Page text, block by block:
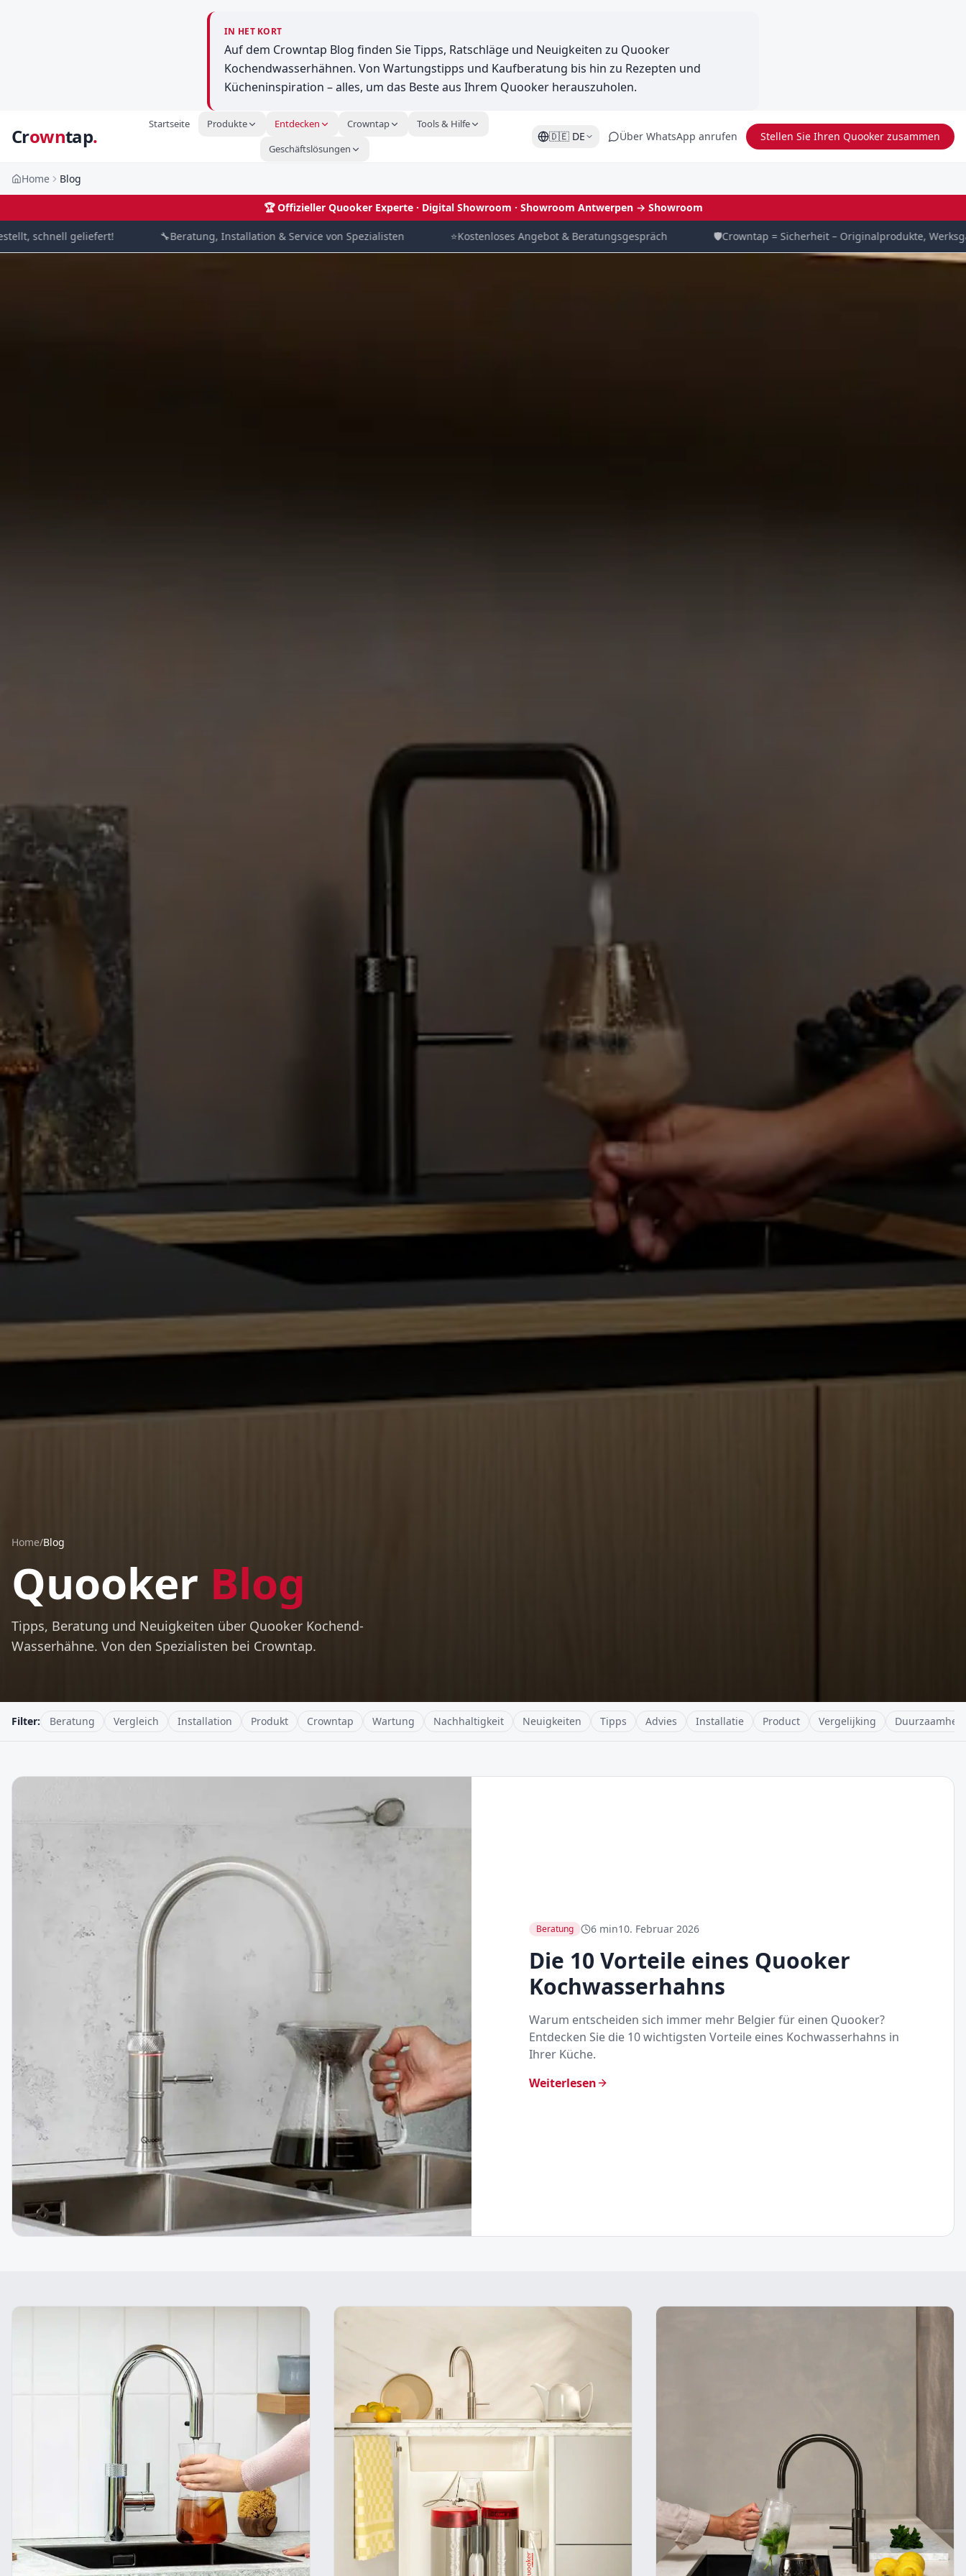
IN HET KORT
Auf dem Crowntap Blog finden Sie Tipps, Ratschläge und Neuigkeiten zu Quooker
Kochendwasserhähnen. Von Wartungstipps und Kaufberatung bis hin zu Rezepten und
Kücheninspiration – alles, um das Beste aus Ihrem Quooker herauszuholen.
Crowntap.
Startseite Produkte Entdecken Crowntap
Tools & Hilfe
Geschäftslösungen
🇩🇪 DE Über WhatsApp anrufen Stellen Sie Ihren Quooker zusammen
Home Blog
🏆Offizieller Quooker Experte · Digital Showroom · Showroom Antwerpen → Showroom
schnell geliefert! Beratung, Installation & Service von Spezialisten Kostenloses Angebot & Beratungsgespräch Crowntap = Sicherheit – Originalprodukte,
Home/Blog
Quooker Blog
Tipps, Beratung und Neuigkeiten über Quooker Kochend-
Wasserhähne. Von den Spezialisten bei Crowntap.
Filter: Beratung Vergleich Installation Produkt Crowntap Wartung Nachhaltigkeit Neuigkeiten Tipps Advies Installatie Product Vergelijking Duurzaamheid
Beratung 6 min10. Februar 2026
Die 10 Vorteile eines Quooker
Kochwasserhahns
Warum entscheiden sich immer mehr Belgier für einen Quooker?
Entdecken Sie die 10 wichtigsten Vorteile eines Kochwasserhahns in
Ihrer Küche.
Weiterlesen